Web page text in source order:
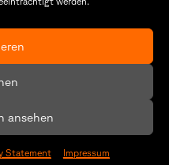
ansehen
Statement Impressum